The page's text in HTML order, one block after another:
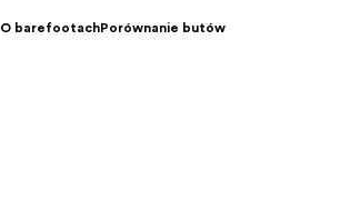
O barefootachPorównanie butów